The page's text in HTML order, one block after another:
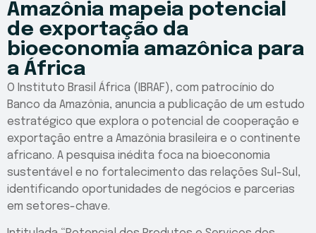
Amazônia mapeia potencial
de exportação da
bioeconomia amazônica para
a África
O Instituto Brasil África (IBRAF), com patrocínio do
Banco da Amazônia, anuncia a publicação de um estudo
estratégico que explora o potencial de cooperação e
exportação entre a Amazônia brasileira e o continente
africano. A pesquisa inédita foca na bioeconomia
sustentável e no fortalecimento das relações Sul-Sul,
identificando oportunidades de negócios e parcerias
em setores-chave.